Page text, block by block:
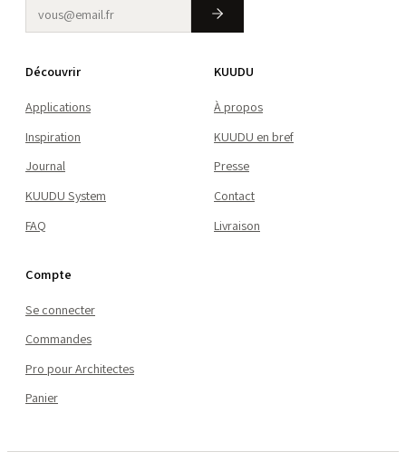
Découvrir
Applications
Inspiration
Journal
KUUDU System
FAQ
KUUDU
À propos
KUUDU en bref
Presse
Contact
Livraison
Compte
Se connecter
Commandes
Pro pour Architectes
Panier